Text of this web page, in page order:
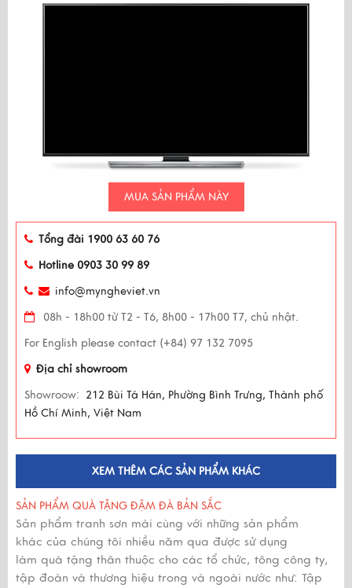
MUA SẢN PHẨM NÀY
Tổng đài 1900 63 60 76
Hotline 0903 30 99 89
info@myngheviet.vn
08h - 18h00 từ T2 - T6, 8h00 - 17h00 T7, chủ nhật.
For English please contact (+84) 97 132 7095
Địa chỉ showroom
Showroow: 212 Bùi Tá Hán, Phường Bình Trưng, Thành phố
Hồ Chí Minh, Việt Nam
XEM THÊM CÁC SẢN PHẨM KHÁC
SẢN PHẨM QUÀ TẶNG ĐẬM ĐÀ BẢN SẮC
Sản phẩm tranh sơn mài cùng với những sản phẩm
khác của chúng tôi nhiều năm qua được sử dụng
làm quà tặng thân thuộc cho các tổ chức, tông công ty,
tập đoàn và thương hiệu trong và ngoài nước như: Tập